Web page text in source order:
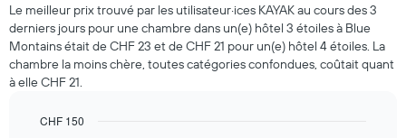
Le meilleur prix trouvé par les utilisateur·ices KAYAK au cours des 3
derniers jours pour une chambre dans un(e) hôtel 3 étoiles à Blue
Montains était de CHF 23 et de CHF 21 pour un(e) hôtel 4 étoiles. La
chambre la moins chère, toutes catégories confondues, coûtait quant
à elle CHF 21.
CHF 150